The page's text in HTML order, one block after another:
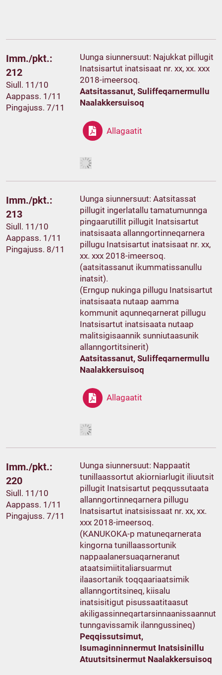
Imm./pkt.:
212
Siull. 11/10
Aappass. 1/11
Pingajuss. 7/11
Uunga siunnersuut: Najukkat pillugit
Inatsisartut inatsisaat nr. xx, xx. xxx
2018-imeersoq.
Aatsitassanut, Suliffeqarnermullu
Naalakkersuisoq
Allagaatit
Imm./pkt.:
213
Siull. 11/10
Aappass. 1/11
Pingajuss. 8/11
Uunga siunnersuut: Aatsitassat
pillugit ingerlatallu tamatumunnga
pingaarutillit pillugit Inatsisartut
inatsisaata allanngortinneqarnera
pillugu Inatsisartut inatsisaat nr. xx,
xx. xxx 2018-imeersoq.
(aatsitassanut ikummatissanullu
inatsit).
(Erngup nukinga pillugu Inatsisartut
inatsisaata nutaap aamma
kommunit aqunneqarnerat pillugu
Inatsisartut inatsisaata nutaap
malitsigisaannik sunniutaasunik
allanngortitsinerit)
Aatsitassanut, Suliffeqarnermullu
Naalakkersuisoq
Allagaatit
Imm./pkt.:
220
Siull. 11/10
Aappass. 1/11
Pingajuss. 7/11
Uunga siunnersuut: Nappaatit
tunillaassortut akiorniarlugit iliuutsit
pillugit Inatsisartut peqqussutaata
allanngortinneqarnera pillugu
Inatsisartut inatsisissaat nr. xx, xx.
xxx 2018-imeersoq.
(KANUKOKA-p matuneqarnerata
kingorna tunillaassortunik
nappaalanersuaqarneranut
ataatsimiititaliarsuarmut
ilaasortanik toqqaariaatsimik
allanngortitsineq, kiisalu
inatsisitigut pisussaatitaasut
akiligassinneqartarsinnaanissaannut
tunngavissamik ilanngussineq)
Peqqissutsimut,
Isumaginninnermut Inatsisinillu
Atuutsitsinermut Naalakkersuisoq